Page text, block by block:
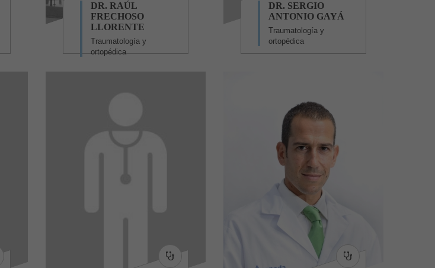
DR. RAÚL
FRECHOSO
LLORENTE
Traumatología y
ortopédica
DR. SERGIO
ANTONIO GAYÁ
Traumatología y
ortopédica